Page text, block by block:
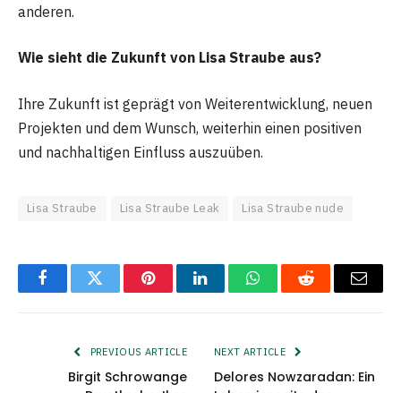
anderen.
Wie sieht die Zukunft von Lisa Straube aus?
Ihre Zukunft ist geprägt von Weiterentwicklung, neuen
Projekten und dem Wunsch, weiterhin einen positiven
und nachhaltigen Einfluss auszuüben.
Lisa Straube Lisa Straube Leak Lisa Straube nude
FacebookTwitter PinterestLinkedInWhatsAppReddit Email
PREVIOUS ARTICLE
Birgit Schrowange
NEXT ARTICLE
Delores Nowzaradan: Ein